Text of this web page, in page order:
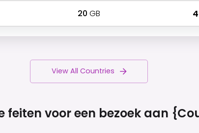
20 GB
View All Countries
feiten voor een bezoek aan